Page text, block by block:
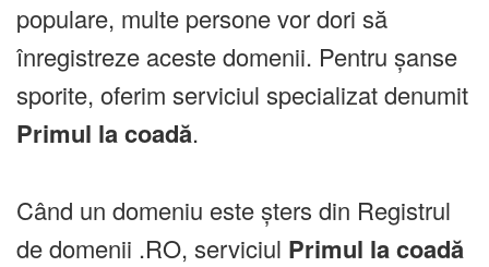
populare, multe persone vor dori să
înregistreze aceste domenii. Pentru șanse
sporite, oferim serviciul specializat denumit
Primul la coadă.
Când un domeniu este șters din Registrul
de domenii .RO, serviciul Primul la coadă